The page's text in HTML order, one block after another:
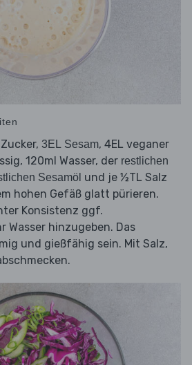
3EL Sesam, 4EL veganer
120ml Wasser, der restlichen
Sesamöl und je ½TL Salz
hohen Gefäß glatt pürieren.
Konsistenz ggf.
Wasser hinzugeben. Das
und gießfähig sein. Mit Salz,